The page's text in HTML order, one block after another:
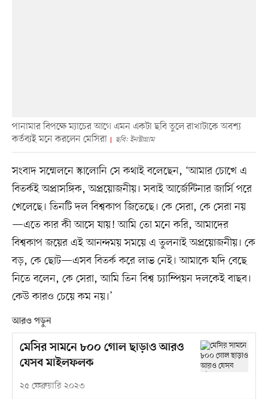
পানামার বিপক্ষে ম্যাচের আগে এমন একটা ছবি তুলে রাখাটাকে অবশ্য
কর্তব্যই মনে করলেন মেসিরা
ছবি: ইনস্টাগ্রাম
সংবাদ সম্মেলনে স্কালোনি সে কথাই বলেছেন, ‘আমার চোখে এ
বিতর্কই অপ্রাসঙ্গিক, অপ্রয়োজনীয়। সবাই আর্জেন্টিনার জার্সি পরে
খেলেছে। তিনটি দল বিশ্বকাপ জিতেছে। কে সেরা, কে সেরা নয়
—এতে কার কী আসে যায়! আমি তো মনে করি, আমাদের
বিশ্বকাপ জয়ের এই আনন্দময় সময়ে এ তুলনাই অপ্রয়োজনীয়। কে
বড়, কে ছোট—এসব বিতর্ক করে লাভ নেই। আমাকে যদি বেছে
নিতে বলেন, কে সেরা, আমি তিন বিশ্ব চ্যাম্পিয়ন দলকেই বাছব।
কেউ কারও চেয়ে কম নয়।’
আরও পড়ুন
মেসির সামনে ৮০০ গোল ছাড়াও আরও
যেসব মাইলফলক
২৫ ফেব্রুয়ারি ২০২৩